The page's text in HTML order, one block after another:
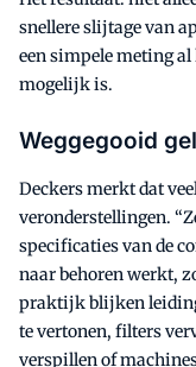
snellere slijtage van
een simpele meting
mogelijk is.
Weggegooid
Deckers merkt dat
veronderstellingen.
specificaties van de
naar behoren werkt,
praktijk blijken
te vertonen, filters
verspillen of